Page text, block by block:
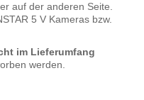
auf der anderen Seite.
5 V Kameras bzw.
im Lieferumfang
werden.